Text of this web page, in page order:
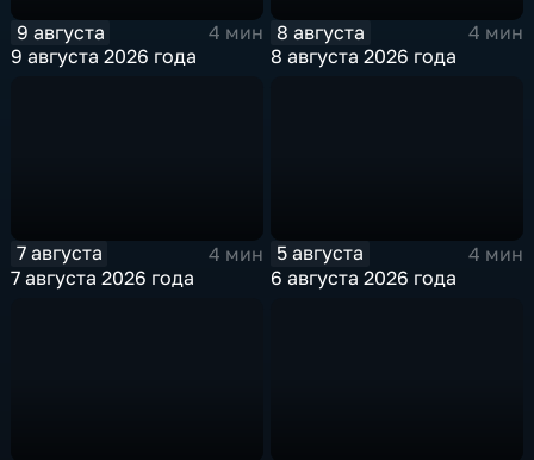
9 августа
4 мин
9 августа 2026 года
8 августа
4 мин
8 августа 2026 года
7 августа
4 мин
7 августа 2026 года
5 августа
4 мин
6 августа 2026 года